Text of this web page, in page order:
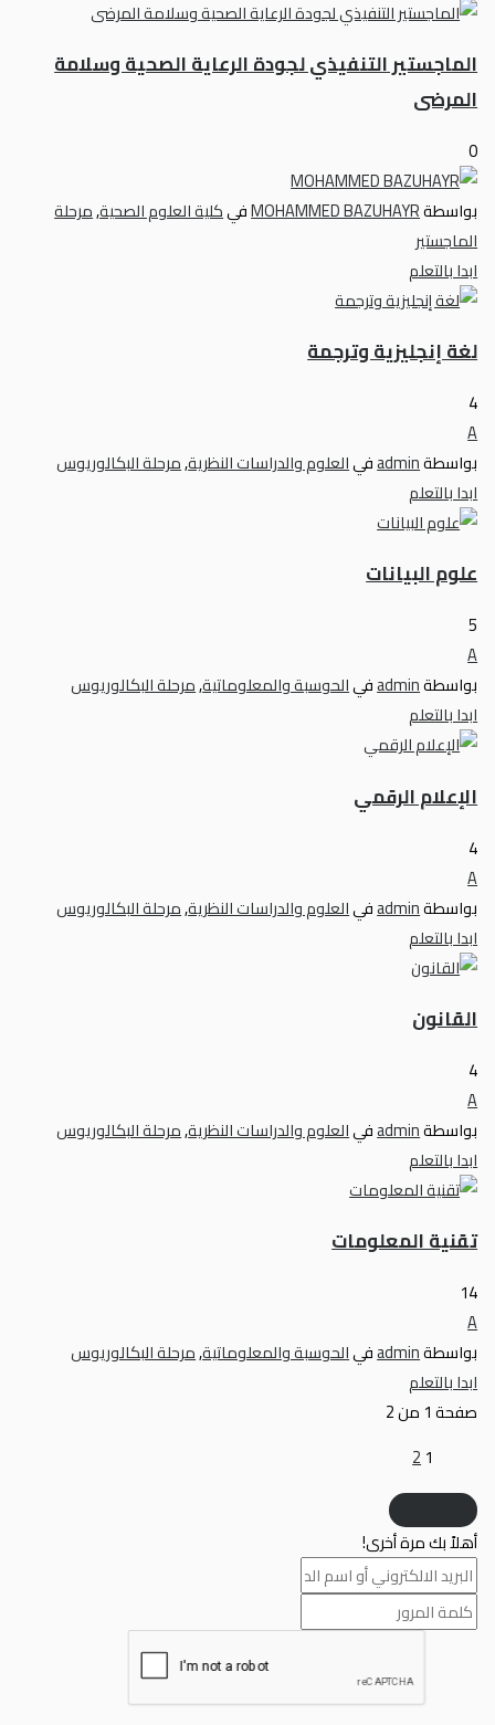
الماجستير التنفيذي لجودة الرعاية الصحية وسلامة
المرضى
0
بواسطةMOHAMMED BAZUHAYRفيكلية العلوم الصحية,مرحلة
الماجستير
ابدا بالتعلم
لغة إنجليزية وترجمة
4
A
بواسطةadminفيالعلوم والدراسات النظرية,مرحلة البكالوريوس
ابدا بالتعلم
علوم البيانات
5
A
بواسطةadminفيالحوسبة والمعلوماتية,مرحلة البكالوريوس
ابدا بالتعلم
الإعلام الرقمي
4
A
بواسطةadminفيالعلوم والدراسات النظرية,مرحلة البكالوريوس
ابدا بالتعلم
القانون
4
A
بواسطةadminفيالعلوم والدراسات النظرية,مرحلة البكالوريوس
ابدا بالتعلم
تقنية المعلومات
14
A
بواسطةadminفيالحوسبة والمعلوماتية,مرحلة البكالوريوس
ابدا بالتعلم
صفحة1 من2
1
2
أهلاً بك مرة أخرى!